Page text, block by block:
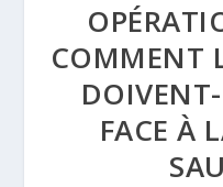
COMMENT
FACE À